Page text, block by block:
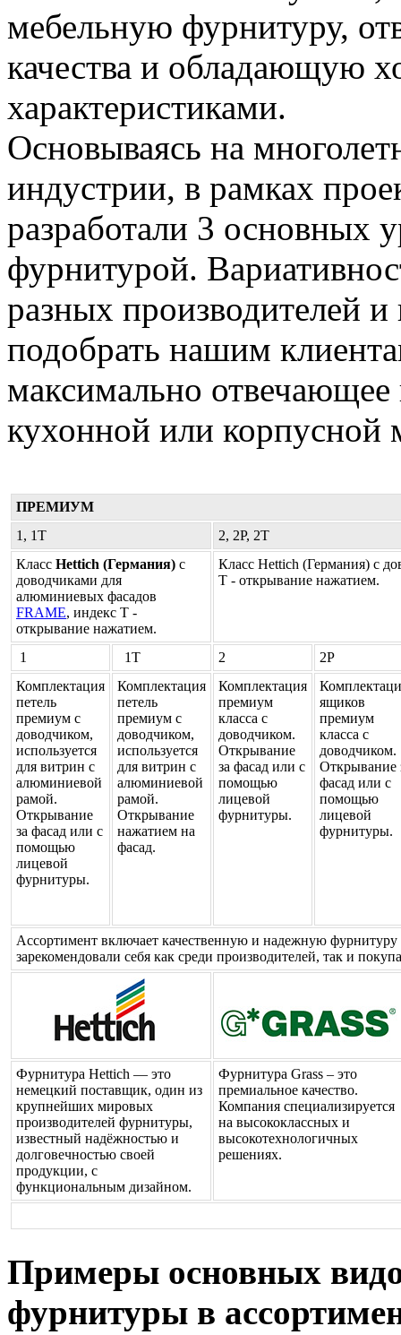
мебельную фурнитуру,
качества и обладающую
характеристиками.
Основываясь на
индустрии, в рамках
разработали 3 основных
фурнитурой.
разных производителей
подобрать нашим
максимально
кухонной или корпусной
ПРЕМИУМ
1, 1Т
2, 2P, 2T
Класс Hettich (Германия) с
доводчиками для
алюминиевых фасадов
FRAME, индекс T -
открывание нажатием.
Класс Hettich (Германия) с
T - открывание нажатием.
1 1Т 2
2Р
Комплектация
петель
премиум с
доводчиком,
используется
для витрин с
алюминиевой
рамой.
Открывание
за фасад или с
помощью
лицевой
фурнитуры.
Комплектация
петель
премиум с
доводчиком,
используется
для витрин с
алюминиевой
рамой.
Открывание
нажатием на
фасад.
Комплектация
премиум
класса с
доводчиком.
Открывание
за фасад или с
помощью
лицевой
фурнитуры.
ящиков
премиум
класса с
доводчиком.
Открывание
фасад или с
помощью
лицевой
фурнитуры.
Ассортимент включает качественную и надежную
зарекомендовали себя как среди производителей, так и
Фурнитура Hettich — это
немецкий поставщик, один из
крупнейших мировых
производителей фурнитуры,
известный надёжностью и
долговечностью своей
продукции, с
функциональным дизайном.
Фурнитура Grass – это
премиальное качество.
Компания специализируется
на высококлассных и
высокотехнологичных
решениях.
Примеры основных
фурнитуры в